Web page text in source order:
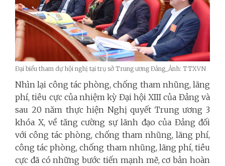
Đại biểu tham dự hội nghị tại trụ sở Trung ương Đảng_Ảnh: TTXVN
Nhìn lại công tác phòng, chống tham nhũng, lãng
phí, tiêu cực của nhiệm kỳ Đại hội XIII của Đảng và
sau 20 năm thực hiện Nghị quyết Trung ương 3
khóa X, về tăng cường sự lãnh đạo của Đảng đối
với công tác phòng, chống tham nhũng, lãng phí,
công tác phòng, chống tham nhũng, lãng phí, tiêu
cực đã có những bước tiến mạnh mẽ, cơ bản hoàn